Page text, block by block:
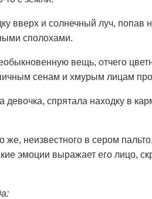
вверх и солнечный луч, попав
сполохами.
вещь, отчего
сенам и хмурым лицам
девочка, спрятала находку в
же, неизвестного в сером
эмоции выражает его лицо,